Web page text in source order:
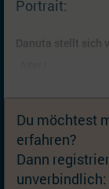
Portrait:
Danuta stellt sich
Kinder:
Wohnort:
Nationalität:
Aussehen:
Du möchtest
erfahren?
Dann
unverbindlich: